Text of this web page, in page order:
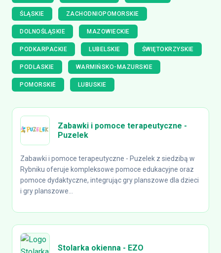
ŚLĄSKIE ZACHODNIOPOMORSKIE
DOLNOŚLĄSKIE MAZOWIECKIE
PODKARPACKIE LUBELSKIE ŚWIĘTOKRZYSKIE
PODLASKIE WARMIŃSKO-MAZURSKIE
POMORSKIE LUBUSKIE
Zabawki i pomoce terapeutyczne -
Puzelek
Zabawki i pomoce terapeutyczne - Puzelek z siedzibą w
Rybniku oferuje kompleksowe pomoce edukacyjne oraz
pomoce dydaktyczne, integrując gry planszowe dla dzieci
i gry planszowe...
Stolarka okienna - EZO